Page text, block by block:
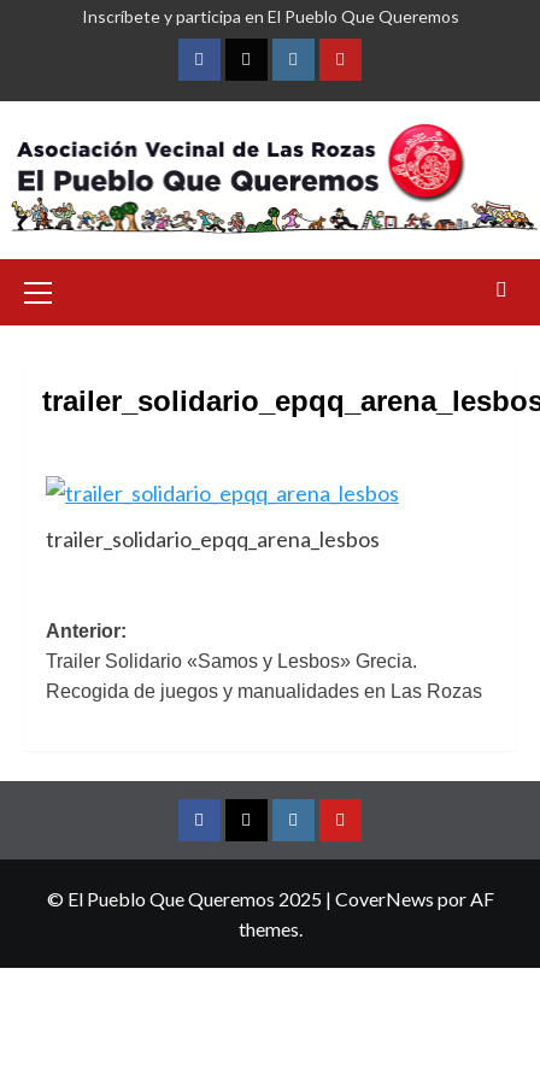
Inscríbete y participa en El Pueblo Que Queremos
FacebookTwitterInstagramYouTube
primario
trailer_solidario_epqq_arena_lesbos
Navegación
de
entradas
Anterior:
Trailer Solidario «Samos y Lesbos» Grecia.
Recogida de juegos y manualidades en Las Rozas
FacebookTwitterInstagramYouTube
© El Pueblo Que Queremos 2025 | CoverNews por AF
themes.